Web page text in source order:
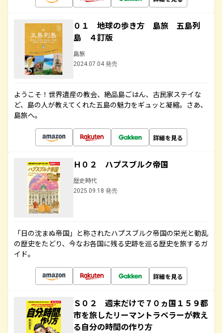
０１ 地球の歩き方 島旅 五島列
島 ４訂版
島旅
2024.07.04 発売
ようこそ！世界遺産の教会、絶品島ごはん、古民家ステイな
ど、島の人が教えてくれた五島の魅力をギュッと凝縮。さあ、
島旅へ。
詳細を見る
Ｈ０２ ハプスブルク帝国
歴史時代
2025.09.18 発売
「日の沈まぬ帝国」と称されたハプスブルク帝国の栄光と動乱
の歴史をたどり、今なお各国に残る史跡を巡る歴史を旅するガ
イド。
詳細を見る
Ｓ０２ 週末だけで７０ヵ国１５９都
市を旅したリーマントラベラーが教え
る自分の時間の作り方